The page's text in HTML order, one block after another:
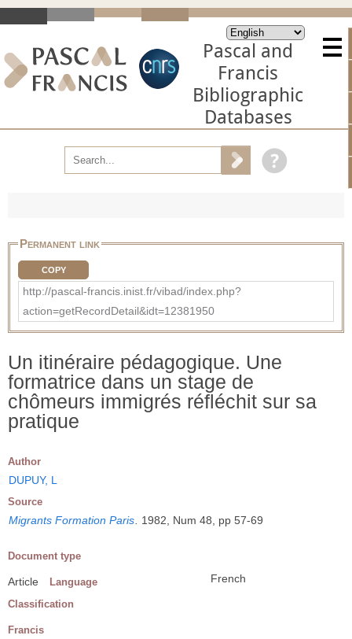
Pascal and
Francis
Bibliographic
Databases
Permanent link
COPY
http://pascal-francis.inist.fr/vibad/index.php?
action=getRecordDetail&idt=12381950
Un itinéraire pédagogique. Une
formatrice dans un stage de
chômeurs immigrés réfléchit sur sa
pratique
Author
DUPUY, L
Source
Migrants Formation Paris 1982, Num 48, pp 57-69
Document type
Article Language French
Classification
Francis